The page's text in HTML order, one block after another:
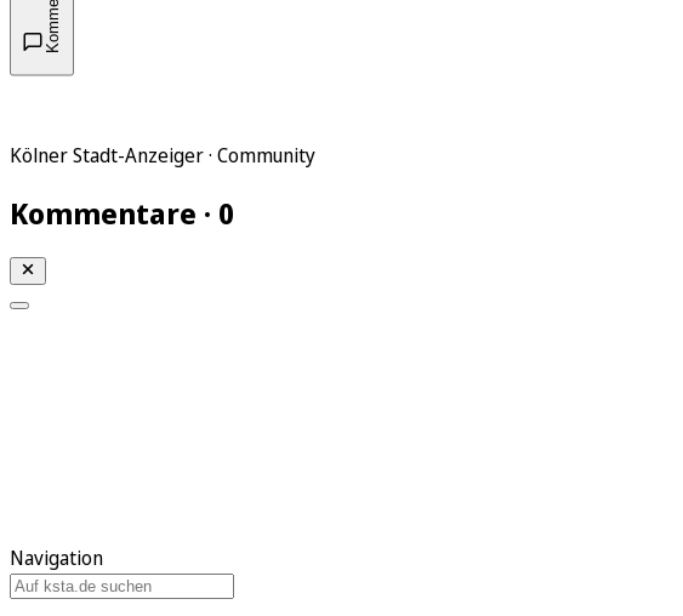
Kölner Stadt-Anzeiger · Community
Kommentare · 0
Navigation